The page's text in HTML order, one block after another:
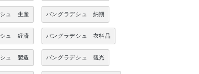
シュ 生産 バングラデシュ 納期
シュ 経済 バングラデシュ 衣料品
シュ 製造 バングラデシュ 観光